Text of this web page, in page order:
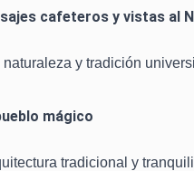
cafeteros y vistas al
y tradición
mágico
tradicional y